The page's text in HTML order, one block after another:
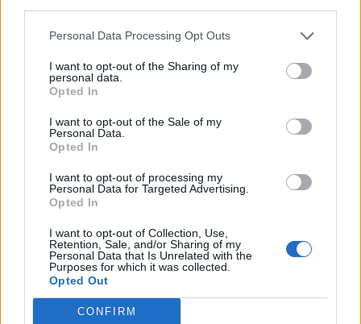
Personal Data Processing Opt Outs
I want to opt-out of the Sharing of my
personal data.
Opted In
I want to opt-out of the Sale of my
Personal Data.
Opted In
I want to opt-out of processing my
Personal Data for Targeted Advertising.
Opted In
I want to opt-out of Collection, Use,
Retention, Sale, and/or Sharing of my
Personal Data that Is Unrelated with the
Purposes for which it was collected.
Opted Out
CONFIRM
Articolul precedent
Vești bune pentru litoral: la
Aeroportul Kogălniceanu au
fost reluate cursele de
recidivează: elogii aduse